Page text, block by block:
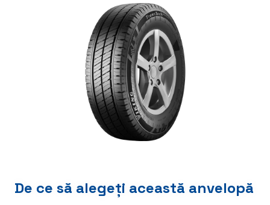
De ce să alegeți această anvelopă